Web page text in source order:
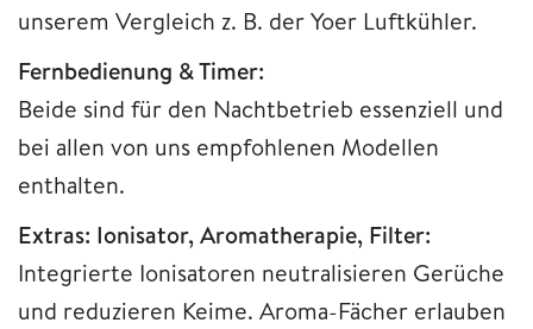
unserem Vergleich z. B. der Yoer Luftkühler.
Fernbedienung & Timer:
Beide sind für den Nachtbetrieb essenziell und
bei allen von uns empfohlenen Modellen
enthalten.
Extras: Ionisator, Aromatherapie, Filter:
Integrierte Ionisatoren neutralisieren Gerüche
und reduzieren Keime. Aroma-Fächer erlauben